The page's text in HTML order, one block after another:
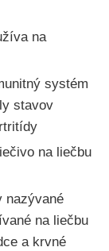
na
systém
stavov
na liečbu
nazývané
na liečbu
a krvné